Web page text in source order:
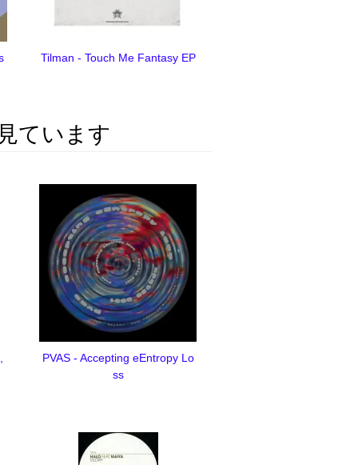
Tilman - Touch Me Fantasy EP
ています
PVAS - Accepting eEntropy Lo
ss